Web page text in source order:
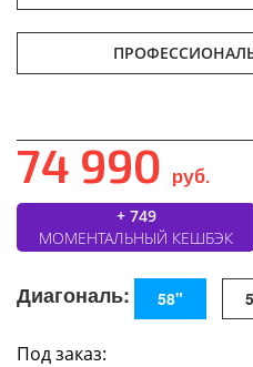
74 990 руб.
+ 749
МОМЕНТАЛЬНЫЙ КЕШБЭК
Диагональ: 58"
Под заказ: